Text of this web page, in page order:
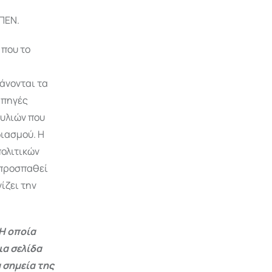
το
τα
που
Η
την
οποία
σελίδα
της